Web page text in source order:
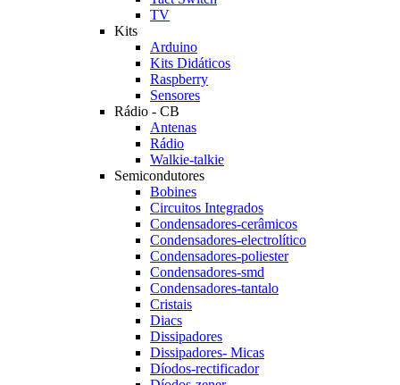
TV
Kits
Arduino
Kits Didáticos
Raspberry
Sensores
Rádio - CB
Antenas
Rádio
Walkie-talkie
Semicondutores
Bobines
Circuitos Integrados
Condensadores-cerâmicos
Condensadores-electrolítico
Condensadores-poliester
Condensadores-smd
Condensadores-tantalo
Cristais
Diacs
Dissipadores
Dissipadores- Micas
Díodos-rectificador